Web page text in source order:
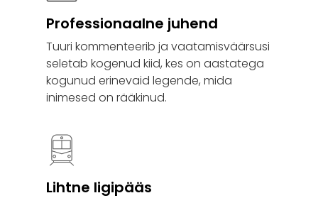
Professionaalne juhend
Tuuri kommenteerib ja vaatamisväärsusi
seletab kogenud kiid, kes on aastatega
kogunud erinevaid legende, mida
inimesed on rääkinud.
Lihtne ligipääs